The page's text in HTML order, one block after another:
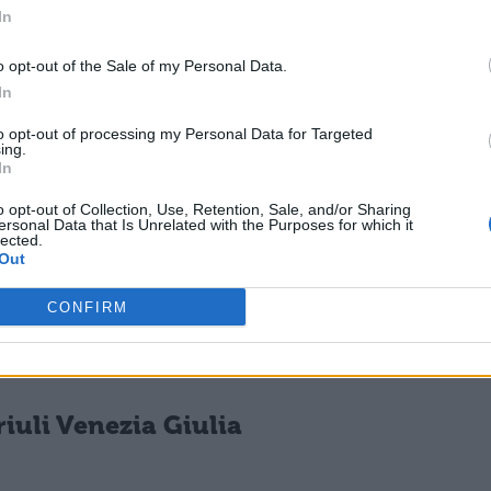
opt-out of the Sale of my Personal Data.
opt-out of processing my Personal Data for Targeted
opt-out of Collection, Use, Retention, Sale, and/or Sharing
Data that Is Unrelated with the Purposes for which it
CONFIRM
Romagna
Venezia Giulia